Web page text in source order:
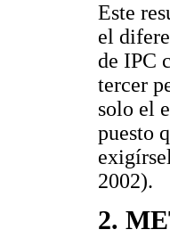
Este
el
de IPC
tercer
solo el
puesto
2002).
2.